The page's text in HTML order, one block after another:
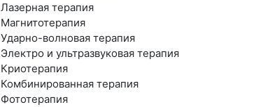
Лазерная терапия
Магнитотерапия
Ударно-волновая терапия
Электро и ультразвуковая терапия
Криотерапия
Комбинированная терапия
Фототерапия